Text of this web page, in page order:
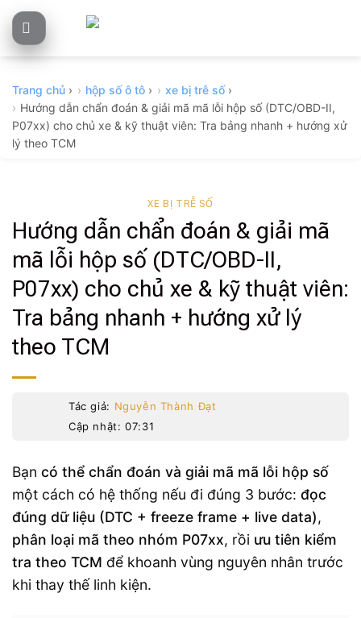
Skip
to
Trang chủ › hộp số ô tô › xe bị trễ số›
Hướng dẫn chẩn đoán & giải mã mã lỗi hộp số (DTC/OBD-II,
P07xx) cho chủ xe & kỹ thuật viên: Tra bảng nhanh + hướng xử
lý theo TCM
XE BỊ TRỄ SỐ
Hướng dẫn chẩn đoán & giải mã
mã lỗi hộp số (DTC/OBD-II,
P07xx) cho chủ xe & kỹ thuật viên:
Tra bảng nhanh + hướng xử lý
theo TCM
Tác giả: Nguyễn Thành Đạt
Cập nhật: 07:31
Bạn có thể chẩn đoán và giải mã mã lỗi hộp số
một cách có hệ thống nếu đi đúng 3 bước: đọc
đúng dữ liệu (DTC + freeze frame + live data),
phân loại mã theo nhóm P07xx, rồi ưu tiên kiểm
tra theo TCM để khoanh vùng nguyên nhân trước
khi thay thế linh kiện.